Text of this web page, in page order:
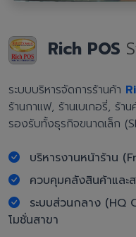
Rich POS
ระบบบริหารจัดการร้านค้า
ร้านกาแฟ, ร้านเบเกอรี่, ร้า
รองรับทั้งธุรกิจขนาดเล็ก
บริหารงานหน้าร้าน
ควบคุมคลังสินค้าและ
ระบบส่วนกลาง (HQ
โมชั่นสาขา